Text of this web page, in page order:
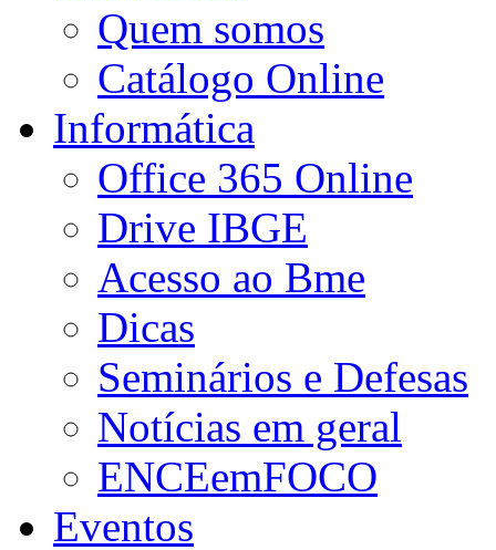
Quem somos
Catálogo Online
Informática
Office 365 Online
Drive IBGE
Acesso ao Bme
Dicas
Seminários e Defesas
Notícias em geral
ENCEemFOCO
Eventos